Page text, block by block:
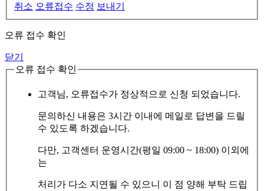
취소 오류접수 수정 보내기
오류 접수 확인
닫기
오류 접수 확인
고객님, 오류접수가 정상적으로 신청 되었습니다.
문의하신 내용은 3시간 이내에 메일로 답변을 드릴
수 있도록 하겠습니다.
다만, 고객센터 운영시간(평일 09:00 ~ 18:00) 이외에
는
처리가 다소 지연될 수 있으니 이 점 양해 부탁 드립